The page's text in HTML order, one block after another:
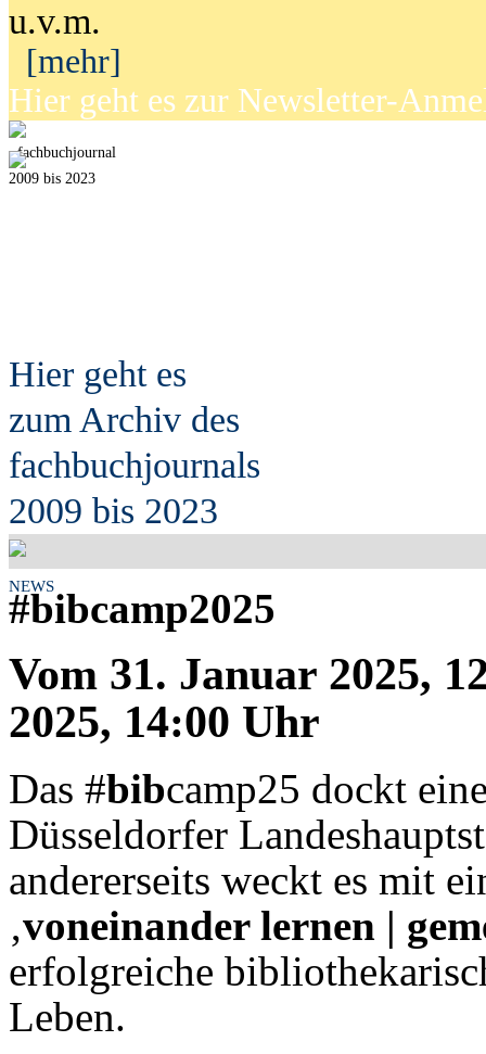
u.v.m.
[mehr]
Hier geht es zur Newsletter-
fachbuchjournal
2009 bis 2023
Hier geht es
zum Archiv des
fachbuchjournals
2009 bis 2023
NEWS
#bibcamp2025
Vom 31. Januar 2025,
2025, 14:00 Uhr
Das #bibcamp25 dockt
Düsseldorfer
andererseits weckt es mit
‚voneinander lernen |
erfolgreiche
Leben.